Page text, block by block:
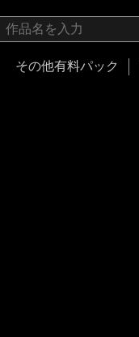
その他有料パック